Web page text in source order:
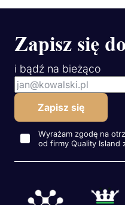
Zapisz się
i bądź na bieżąco
Wyrażam zgodę na
od firmy Quality Island